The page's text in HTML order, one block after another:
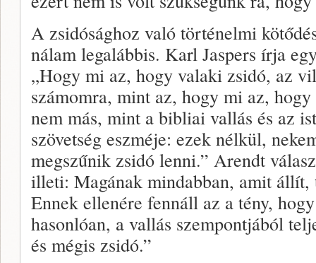
A zsidósághoz való történelmi
nálam legalábbis. Karl Jaspers írja
„Hogy mi az, hogy valaki zsidó, az
számomra, mint az, hogy mi az,
nem más, mint a bibliai vallás és az
szövetség eszméje: ezek nélkül,
megszűnik zsidó lenni.” Arendt
illeti: Magának mindabban, amit
Ennek ellenére fennáll az a tény,
hasonlóan, a vallás szempontjából
és mégis zsidó.”